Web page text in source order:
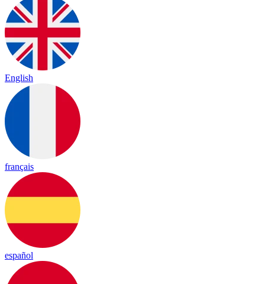
English
français
español